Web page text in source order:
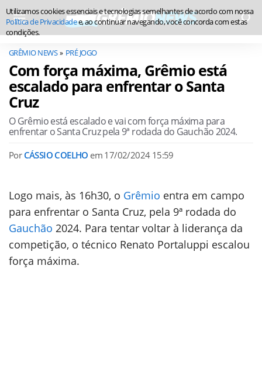
GRÊMIO NEWS PRÉ JOGO
Com força máxima, Grêmio está
escalado para enfrentar o Santa
Cruz
O Grêmio está escalado e vai com força máxima para
enfrentar o Santa Cruz pela 9ª rodada do Gauchão 2024.
Por CÁSSIO COELHO em 17/02/2024 15:59
Logo mais, às 16h30, o Grêmio entra em campo
para enfrentar o Santa Cruz, pela 9ª rodada do
Gauchão 2024. Para tentar voltar à liderança da
competição, o técnico Renato Portaluppi escalou
força máxima.
Utilizamos cookies essenciais e tecnologias semelhantes de acordo com nossa
Política de Privacidadee, ao continuar navegando, você concorda com estas
condições.